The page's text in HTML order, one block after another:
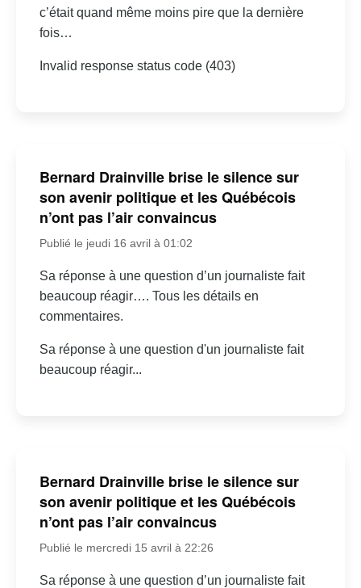
c’était quand même moins pire que la dernière
fois…
Invalid response status code (403)
Bernard Drainville brise le silence sur
son avenir politique et les Québécois
n’ont pas l’air convaincus
Publié le jeudi 16 avril à 01:02
Sa réponse à une question d’un journaliste fait
beaucoup réagir…. Tous les détails en
commentaires.
Sa réponse à une question d'un journaliste fait
beaucoup réagir...
Bernard Drainville brise le silence sur
son avenir politique et les Québécois
n’ont pas l’air convaincus
Publié le mercredi 15 avril à 22:26
Sa réponse à une question d’un journaliste fait